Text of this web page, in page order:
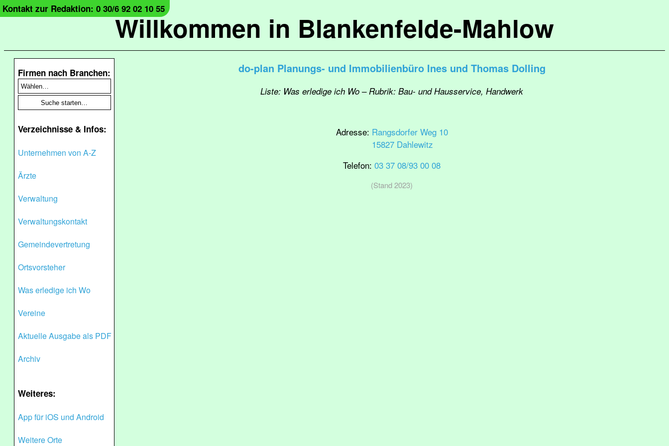
Willkommen in Blankenfelde-Mahlow
Kontakt zur Redaktion: 0 30/6 92 02 10 55
Firmen nach Branchen:
Verzeichnisse & Infos:
Unternehmen von A-Z
Ärzte
Verwaltung
Verwaltungskontakt
Gemeindevertretung
Ortsvorsteher
Was erledige ich Wo
Vereine
Aktuelle Ausgabe als PDF
Archiv
Weiteres:
App für iOS und Android
Weitere Orte
do-plan Planungs- und Immobilienbüro Ines und Thomas Dolling
Liste: Was erledige ich Wo – Rubrik: Bau- und Hausservice, Handwerk
Adresse: Rangsdorfer Weg 10
15827 Dahlewitz
Telefon: 03 37 08/93 00 08
(Stand 2023)